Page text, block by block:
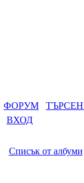
ФОРУМ
ВХОД
Списък от албуми